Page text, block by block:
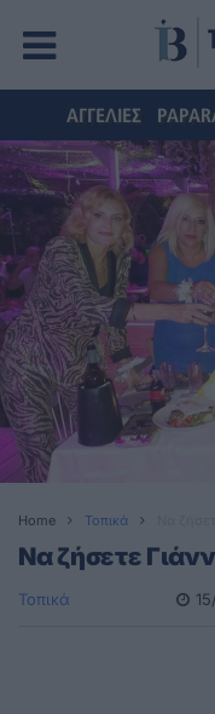
ΑΓΓΕΛΙΕΣ
Home Τοπικά
Nα ζήσετε
Τοπικά